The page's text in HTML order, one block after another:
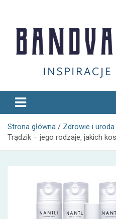
content
Bandvan
Strona główna
Zdrowie i uroda
Trądzik – jego rodzaje, jakich